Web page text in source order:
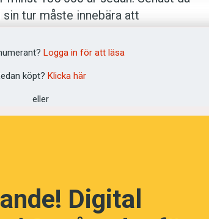
tur måste innebära att
in psychology.
länge. Homo sapiens brukar
anser forskarlaget att
fall kan det alltså inte ha varit senare
till ett verktyg för
Logga in för att läsa
köpt? Klicka här
eller
Digital